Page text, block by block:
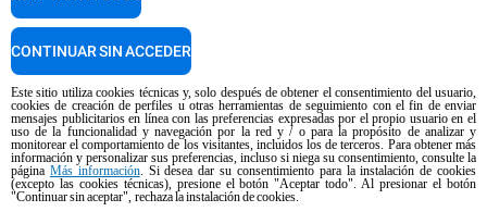
Detergentes para lavado manual
Tratamiento de agua con filtros de resina
Garantía Unox
Centros de servicio técnico
Copyright 2026 UNOX SpA Todos los derechos reservados. Reg. Imp. Padova
n ° 04230750285 - REA Padova 372835 - Cap. Soc. 5.000.000 € iv - P.IVA /
CF 04230750285 - IT WEEE Reg. No. IT08020000000377
Aviso sobre el contenido generado por IA Privacy policy Cookie policy
Este sitio utiliza cookies técnicas y, solo después de obtener el consentimiento del usuario,
cookies de creación de perfiles u otras herramientas de seguimiento con el fin de enviar
mensajes publicitarios en línea con las preferencias expresadas por el propio usuario en el
uso de la funcionalidad y navegación por la red y / o para la propósito de analizar y
monitorear el comportamiento de los visitantes, incluidos los de terceros. Para obtener más
información y personalizar sus preferencias, incluso si niega su consentimiento, consulte la
página Más información. Si desea dar su consentimiento para la instalación de cookies
(excepto las cookies técnicas), presione el botón "Aceptar todo". Al presionar el botón
"Continuar sin aceptar", rechaza la instalación de cookies.
CONTINUAR SIN ACCEDER